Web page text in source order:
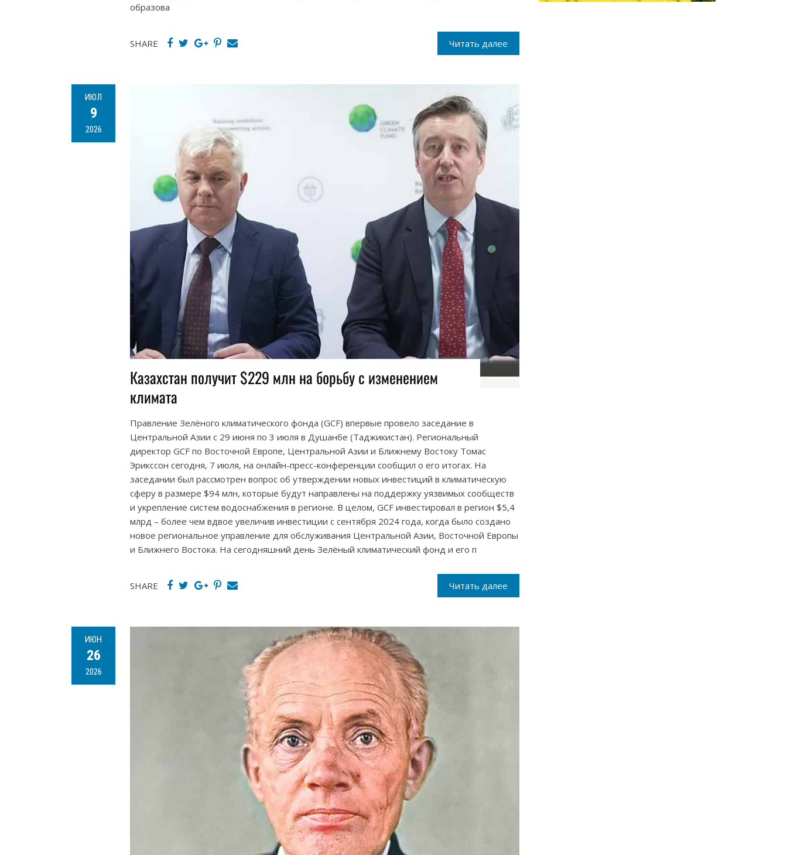
образова
Читать далее
SHARE
ИЮЛ
9
2026
Казахстан получит $229 млн на борьбу с изменением
климата
Правление Зелёного климатического фонда (GCF) впервые провело заседание в
Центральной Азии с 29 июня по 3 июля в Душанбе (Таджикистан). Региональный
директор GCF по Восточной Европе, Центральной Азии и Ближнему Востоку Томас
Эрикссон сегодня, 7 июля, на онлайн-пресс-конференции сообщил о его итогах. На
заседании был рассмотрен вопрос об утверждении новых инвестиций в климатическую
сферу в размере $94 млн, которые будут направлены на поддержку уязвимых сообществ
и укрепление систем водоснабжения в регионе. В целом, GCF инвестировал в регион $5,4
млрд – более чем вдвое увеличив инвестиции с сентября 2024 года, когда было создано
новое региональное управление для обслуживания Центральной Азии, Восточной Европы
и Ближнего Востока. На сегодняшний день Зелёный климатический фонд и его п
Читать далее
SHARE
ИЮН
26
2026